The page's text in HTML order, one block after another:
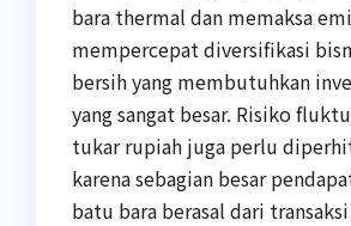
bara thermal dan memaksa
mempercepat diversifikasi
bersih yang membutuhkan
yang sangat besar. Risiko
tukar rupiah juga perlu
karena sebagian besar
batu bara berasal dari